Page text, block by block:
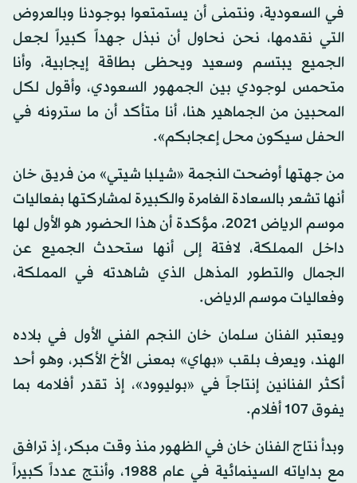
في السعودية، ونتمنى أن يستمتعوا بوجودنا وبالعروض
التي نقدمها، نحن نحاول أن نبذل جهداً كبيراً لجعل
الجميع يبتسم وسعيد ويحظى بطاقة إيجابية، وأنا
متحمس لوجودي بين الجمهور السعودي، وأقول لكل
المحبين من الجماهير هنا، أنا متأكد أن ما سترونه في
الحفل سيكون محل إعجابكم».
من جهتها أوضحت النجمة «شيلبا شيتي» من فريق خان
أنها تشعر بالسعادة الغامرة والكبيرة لمشاركتها بفعاليات
موسم الرياض 2021، مؤكدة أن هذا الحضور هو الأول لها
داخل المملكة، لافتة إلى أنها ستحدث الجميع عن
الجمال والتطور المذهل الذي شاهدته في المملكة،
وفعاليات موسم الرياض.
ويعتبر الفنان سلمان خان النجم الفني الأول في بلاده
الهند، ويعرف بلقب «بهاي» بمعنى الأخ الأكبر، وهو أحد
أكثر الفنانين إنتاجاً في «بوليوود»، إذ تقدر أفلامه بما
يفوق 107 أفلام.
وبدأ نتاج الفنان خان في الظهور منذ وقت مبكر، إذ ترافق
مع بداياته السينمائية في عام 1988، وأنتج عدداً كبيراً